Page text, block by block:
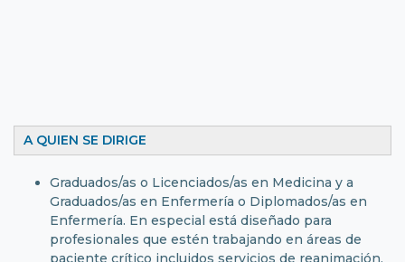
A QUIEN SE DIRIGE
Graduados/as o Licenciados/as en Medicina y a
Graduados/as en Enfermería o Diplomados/as en
Enfermería. En especial está diseñado para
profesionales que estén trabajando en áreas de
paciente crítico incluidos servicios de reanimación,